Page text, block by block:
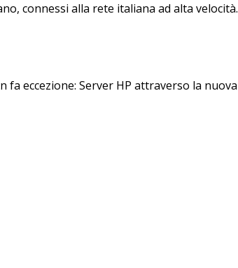
connessi alla rete italiana ad alta velocità.
eccezione: Server HP attraverso la nuova